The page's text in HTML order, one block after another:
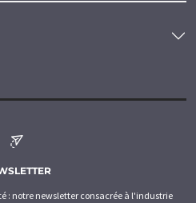
: notre newsletter consacrée à l'industrie